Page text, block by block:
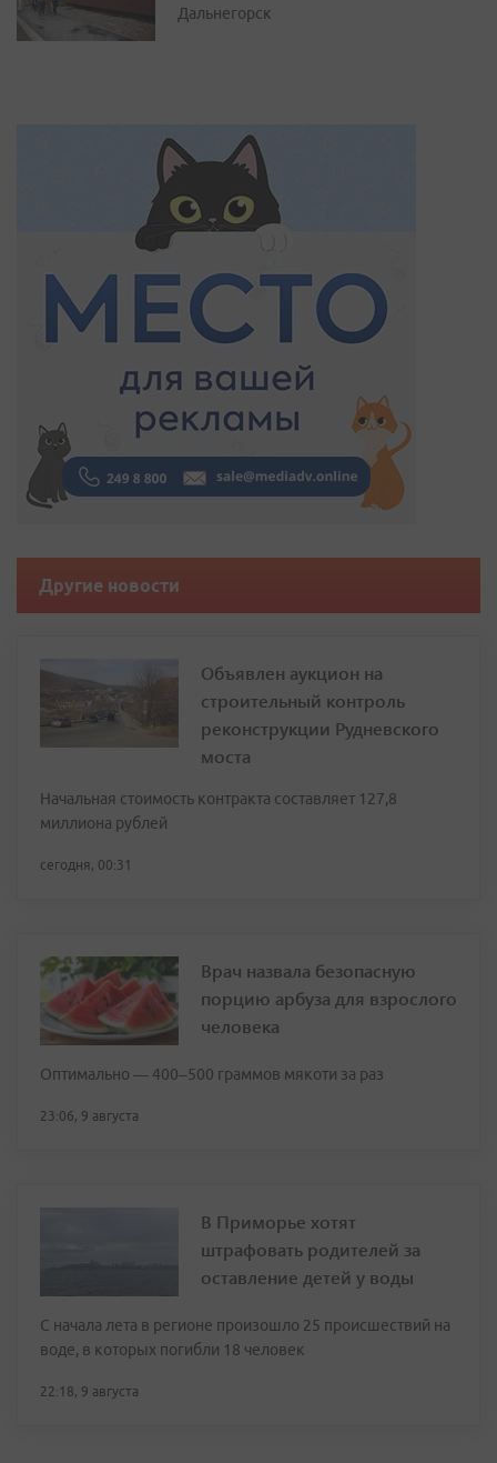
Дальнегорск
Другие новости
Объявлен аукцион на
строительный контроль
реконструкции Рудневского
моста
Начальная стоимость контракта составляет 127,8
миллиона рублей
сегодня, 00:31
Врач назвала безопасную
порцию арбуза для взрослого
человека
Оптимально — 400–500 граммов мякоти за раз
23:06, 9 августа
В Приморье хотят
штрафовать родителей за
оставление детей у воды
С начала лета в регионе произошло 25 происшествий на
воде, в которых погибли 18 человек
22:18, 9 августа